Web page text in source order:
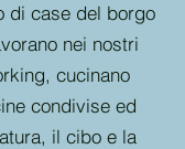
di case del borgo
nei nostri
cucinano
condivise ed
il cibo e la